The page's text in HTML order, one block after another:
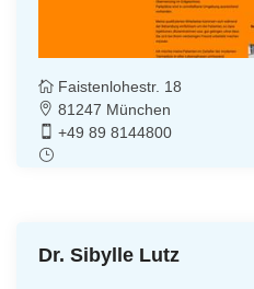
Faistenlohestr. 18
81247 München
+49 89 8144800
Dr. Sibylle Lutz